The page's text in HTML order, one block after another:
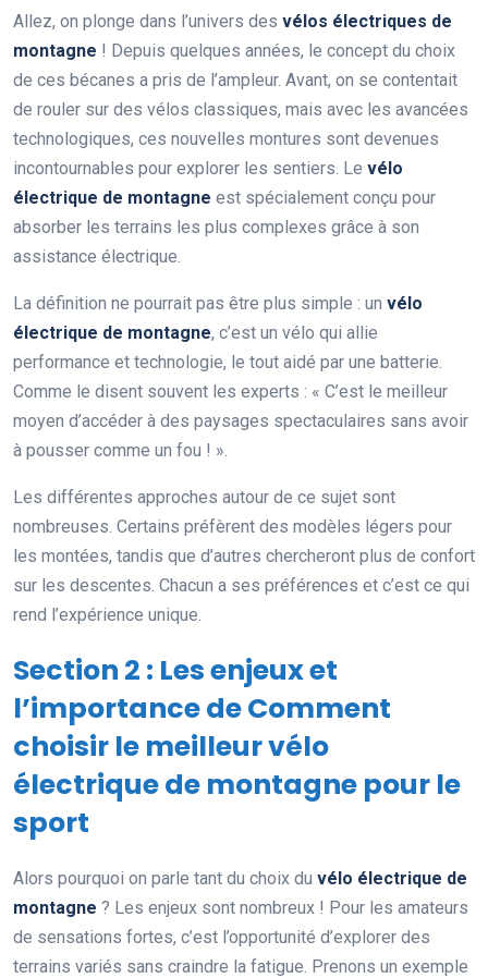
Allez, on plonge dans l’univers des vélos électriques de
montagne ! Depuis quelques années, le concept du choix
de ces bécanes a pris de l’ampleur. Avant, on se contentait
de rouler sur des vélos classiques, mais avec les avancées
technologiques, ces nouvelles montures sont devenues
incontournables pour explorer les sentiers. Le vélo
électrique de montagne est spécialement conçu pour
absorber les terrains les plus complexes grâce à son
assistance électrique.
La définition ne pourrait pas être plus simple : un vélo
électrique de montagne, c’est un vélo qui allie
performance et technologie, le tout aidé par une batterie.
Comme le disent souvent les experts : « C’est le meilleur
moyen d’accéder à des paysages spectaculaires sans avoir
à pousser comme un fou ! ».
Les différentes approches autour de ce sujet sont
nombreuses. Certains préfèrent des modèles légers pour
les montées, tandis que d’autres chercheront plus de confort
sur les descentes. Chacun a ses préférences et c’est ce qui
rend l’expérience unique.
Section 2 : Les enjeux et
l’importance de Comment
choisir le meilleur vélo
électrique de montagne pour le
sport
Alors pourquoi on parle tant du choix du vélo électrique de
montagne ? Les enjeux sont nombreux ! Pour les amateurs
de sensations fortes, c’est l’opportunité d’explorer des
terrains variés sans craindre la fatigue. Prenons un exemple